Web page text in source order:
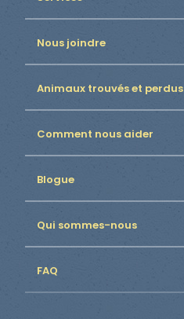
Nous joindre
Animaux trouvés et perdus
Comment nous aider
Blogue
Qui sommes-nous
FAQ